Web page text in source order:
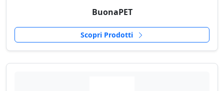
BuonaPET
Scopri Prodotti